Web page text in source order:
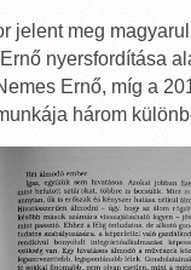
jelent meg
nyersfordítása
Ernő, míg a
három